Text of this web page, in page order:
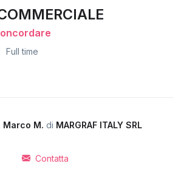
Full time
Marco M. di MARGRAF ITALY SRL
Contatta